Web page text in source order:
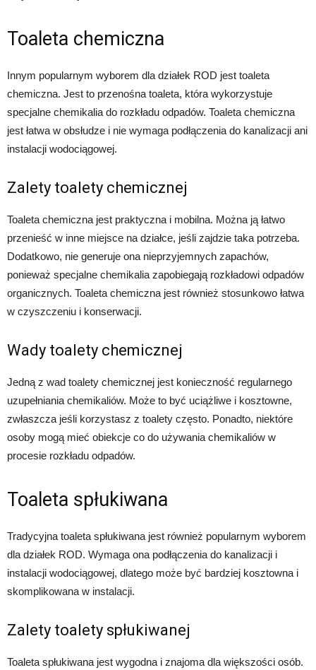
Toaleta chemiczna
Innym popularnym wyborem dla działek ROD jest toaleta
chemiczna. Jest to przenośna toaleta, która wykorzystuje
specjalne chemikalia do rozkładu odpadów. Toaleta chemiczna
jest łatwa w obsłudze i nie wymaga podłączenia do kanalizacji ani
instalacji wodociągowej.
Zalety toalety chemicznej
Toaleta chemiczna jest praktyczna i mobilna. Można ją łatwo
przenieść w inne miejsce na działce, jeśli zajdzie taka potrzeba.
Dodatkowo, nie generuje ona nieprzyjemnych zapachów,
ponieważ specjalne chemikalia zapobiegają rozkładowi odpadów
organicznych. Toaleta chemiczna jest również stosunkowo łatwa
w czyszczeniu i konserwacji.
Wady toalety chemicznej
Jedną z wad toalety chemicznej jest konieczność regularnego
uzupełniania chemikaliów. Może to być uciążliwe i kosztowne,
zwłaszcza jeśli korzystasz z toalety często. Ponadto, niektóre
osoby mogą mieć obiekcje co do używania chemikaliów w
procesie rozkładu odpadów.
Toaleta spłukiwana
Tradycyjna toaleta spłukiwana jest również popularnym wyborem
dla działek ROD. Wymaga ona podłączenia do kanalizacji i
instalacji wodociągowej, dlatego może być bardziej kosztowna i
skomplikowana w instalacji.
Zalety toalety spłukiwanej
Toaleta spłukiwana jest wygodna i znajoma dla większości osób.